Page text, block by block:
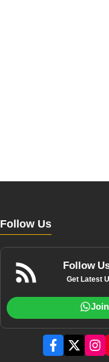
Follow Us
Follow
Get Latest